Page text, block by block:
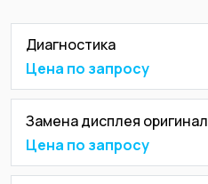
Диагностика
Цена по запросу
Замена дисплея оригинал
Цена по запросу